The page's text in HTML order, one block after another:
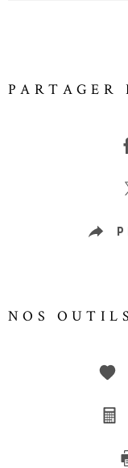
PARTAGER
NOS OUTILS